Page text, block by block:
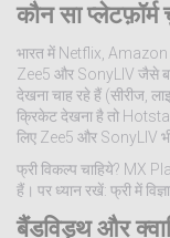
कौन सा
भारत में Netflix,
Zee5 और SonyLIV जैसे
देखना चाह रहे हैं (सीरीज,
क्रिकेट देखना है तो
लिए Zee5 और SonyLIV
फ्री विकल्प चाहिये? MX
हैं। पर ध्यान रखें: फ्री में
बैंडविड्थ और